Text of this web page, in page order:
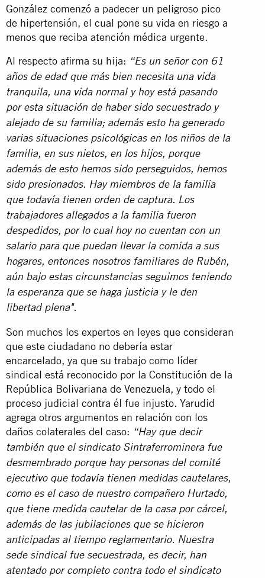
González comenzó a padecer un peligroso pico
de hipertensión, el cual pone su vida en riesgo a
menos que reciba atención médica urgente.
Al respecto afirma su hija: “Es un señor con 61
años de edad que más bien necesita una vida
tranquila, una vida normal y hoy está pasando
por esta situación de haber sido secuestrado y
alejado de su familia; además esto ha generado
varias situaciones psicológicas en los niños de la
familia, en sus nietos, en los hijos, porque
además de esto hemos sido perseguidos, hemos
sido presionados. Hay miembros de la familia
que todavía tienen orden de captura. Los
trabajadores allegados a la familia fueron
despedidos, por lo cual hoy no cuentan con un
salario para que puedan llevar la comida a sus
hogares, entonces nosotros familiares de Rubén,
aún bajo estas circunstancias seguimos teniendo
la esperanza que se haga justicia y le den
libertad plena".
Son muchos los expertos en leyes que consideran
que este ciudadano no debería estar
encarcelado, ya que su trabajo como líder
sindical está reconocido por la Constitución de la
República Bolivariana de Venezuela, y todo el
proceso judicial contra él fue injusto. Yarudid
agrega otros argumentos en relación con los
daños colaterales del caso: “Hay que decir
también que el sindicato Sintraferrominera fue
desmembrado porque hay personas del comité
ejecutivo que todavía tienen medidas cautelares,
como es el caso de nuestro compañero Hurtado,
que tiene medida cautelar de la casa por cárcel,
además de las jubilaciones que se hicieron
anticipadas al tiempo reglamentario. Nuestra
sede sindical fue secuestrada, es decir, han
atentado por completo contra todo el sindicato